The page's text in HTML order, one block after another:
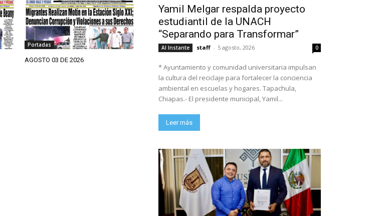
Portadas
AGOSTO 03 DE 2026
Yamil Melgar respalda proyecto
estudiantil de la UNACH
“Separando para Transformar”
Al Instante staff - 5 agosto, 2026 0
* Ayuntamiento y comunidad universitaria impulsan
la cultura del reciclaje para fortalecer la conciencia
ambiental en escuelas y hogares. Tapachula,
Chiapas.- El presidente municipal, Yamil...
Leer más